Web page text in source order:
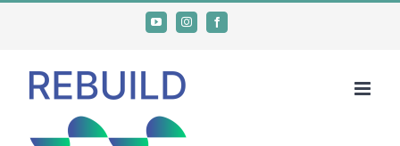
Facebook
Instagram
YouTube